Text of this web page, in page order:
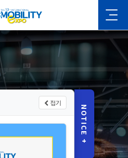
NOTICE +
접기